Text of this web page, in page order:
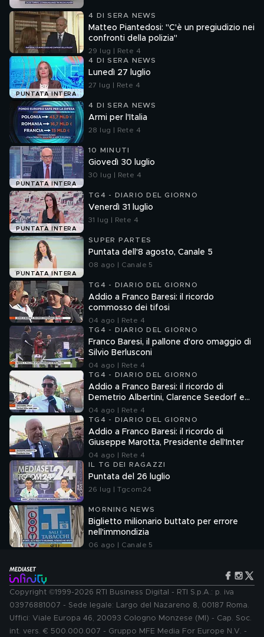
4 DI SERA NEWS
Matteo Piantedosi: "C'è un pregiudizio nei
confronti della polizia"
29 lug | Rete 4
PUNTATA INTERA
4 DI SERA NEWS
Lunedì 27 luglio
27 lug | Rete 4
4 DI SERA NEWS
Armi per l'Italia
28 lug | Rete 4
PUNTATA INTERA
10 MINUTI
Giovedì 30 luglio
30 lug | Rete 4
PUNTATA INTERA
TG4 - DIARIO DEL GIORNO
Venerdì 31 luglio
31 lug | Rete 4
PUNTATA INTERA
SUPER PARTES
Puntata dell'8 agosto, Canale 5
08 ago | Canale 5
TG4 - DIARIO DEL GIORNO
Addio a Franco Baresi: il ricordo
commosso dei tifosi
04 ago | Rete 4
TG4 - DIARIO DEL GIORNO
Franco Baresi, il pallone d'oro omaggio di
Silvio Berlusconi
04 ago | Rete 4
TG4 - DIARIO DEL GIORNO
Addio a Franco Baresi: il ricordo di
Demetrio Albertini, Clarence Seedorf e
Giovanni Galli
04 ago | Rete 4
TG4 - DIARIO DEL GIORNO
Addio a Franco Baresi: il ricordo di
Giuseppe Marotta, Presidente dell'Inter
04 ago | Rete 4
IL TG DEI RAGAZZI
Puntata del 26 luglio
26 lug | Tgcom24
MORNING NEWS
Biglietto milionario buttato per errore
nell'immondizia
06 ago | Canale 5
Copyright ©1999-2026 RTI Business Digital - RTI S.p.A.: p. iva
03976881007 - Sede legale: Largo del Nazareno 8, 00187 Roma.
Uffici: Viale Europa 46, 20093 Cologno Monzese (MI) - Cap. Soc.
int. vers. € 500.000.007 - Gruppo MFE Media For Europe N.V. -